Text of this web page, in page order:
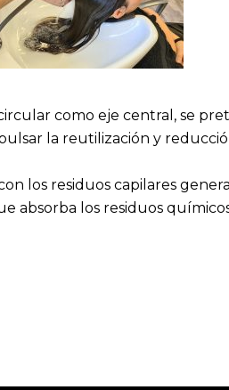
como eje central, se
la reutilización y
los residuos capilares
absorba los residuos